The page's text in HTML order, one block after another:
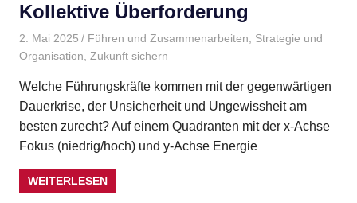
Kollektive Überforderung
2. Mai 2025 Gudrun Henne
Führen und Zusammenarbeiten, Strategie und
Organisation, Zukunft sichern
Welche Führungskräfte kommen mit der gegenwärtigen
Dauerkrise, der Unsicherheit und Ungewissheit am
besten zurecht? Auf einem Quadranten mit der x-Achse
Fokus (niedrig/hoch) und y-Achse Energie
WEITERLESEN